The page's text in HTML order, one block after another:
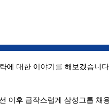
에 대한 이야기를 해보겠습니
이후 급작스럽게 삼성그룹 채